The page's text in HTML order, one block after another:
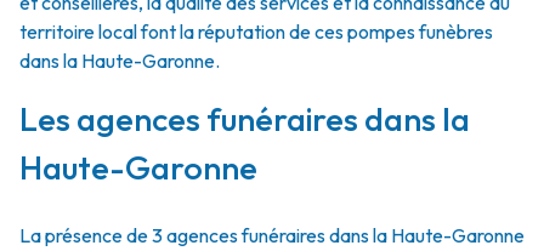
territoire local font la réputation de ces pompes funèbres
dans la Haute-Garonne.
Les agences funéraires dans la
Haute-Garonne
La présence de 3 agences funéraires dans la Haute-Garonne